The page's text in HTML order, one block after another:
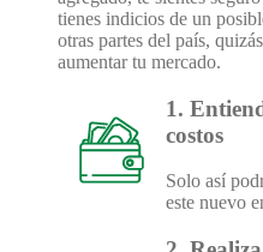
tienes indicios de un
otras partes del país,
aumentar tu mercado.
1.
costos
Solo así
este nuevo